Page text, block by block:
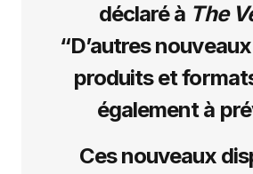
déclaré à The
“D’autres
produits et
également à
Ces nouveaux